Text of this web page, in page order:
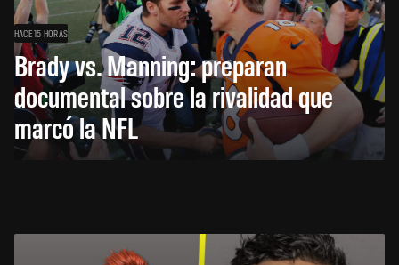
HACE 15 HORAS
Brady vs. Manning: preparan
documental sobre la rivalidad que
marcó la NFL